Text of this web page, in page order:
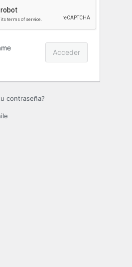
contraseña?